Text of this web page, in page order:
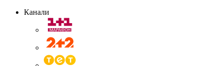
Канали